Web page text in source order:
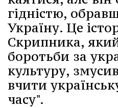
гідністю,
Україну. Це
Скрипника,
боротьби за
культуру,
вчити
часу".